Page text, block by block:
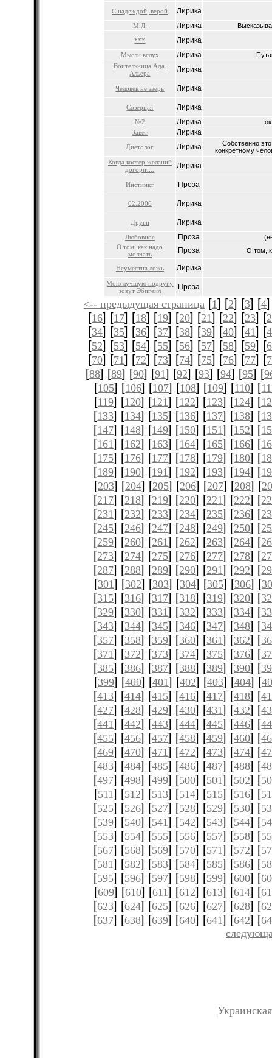
С надеждой, верой Лирика
М.Л. Лирика
***
Лирика
Мысли вслух Лирика
Воительница Ада.
Альера
Лирика
Человек не зверь Лирика
Созерцая Лирика
№2 Лирика
Завет
Лирика
Диетолог Лирика
Собственно
конкретному
Когда костер желаний
догорит...
Лирика
Инстинкт Проза
02.2006 Лирика
Други Лирика
Любовное Проза
О том, как надо
молчать
Проза О том,
Неуместна ложь Лирика
Мою лучшую подругу
зовут Эбигейл
Проза
<-- предыдущая страница [1] [2] [3] [4
[16] [17] [18] [19] [20] [21] [22] [23] [
[34] [35] [36] [37] [38] [39] [40] [41] [
[52] [53] [54] [55] [56] [57] [58] [59] [
[70] [71] [72] [73] [74] [75] [76] [77] [
[88] [89] [90] [91] [92] [93] [94] [95] [
[105] [106] [107] [108] [109] [110] [
[119] [120] [121] [122] [123] [124] [
[133] [134] [135] [136] [137] [138] [
[147] [148] [149] [150] [151] [152] [
[161] [162] [163] [164] [165] [166] [
[175] [176] [177] [178] [179] [180] [
[189] [190] [191] [192] [193] [194] [
[203] [204] [205] [206] [207] [208] [
[217] [218] [219] [220] [221] [222] [
[231] [232] [233] [234] [235] [236] [
[245] [246] [247] [248] [249] [250] [
[259] [260] [261] [262] [263] [264] [
[273] [274] [275] [276] [277] [278] [
[287] [288] [289] [290] [291] [292] [
[301] [302] [303] [304] [305] [306] [
[315] [316] [317] [318] [319] [320] [
[329] [330] [331] [332] [333] [334] [
[343] [344] [345] [346] [347] [348] [
[357] [358] [359] [360] [361] [362] [
[371] [372] [373] [374] [375] [376] [
[385] [386] [387] [388] [389] [390] [
[399] [400] [401] [402] [403] [404] [
[413] [414] [415] [416] [417] [418] [
[427] [428] [429] [430] [431] [432] [
[441] [442] [443] [444] [445] [446] [
[455] [456] [457] [458] [459] [460] [
[469] [470] [471] [472] [473] [474] [
[483] [484] [485] [486] [487] [488] [
[497] [498] [499] [500] [501] [502] [
[511] [512] [513] [514] [515] [516] [
[525] [526] [527] [528] [529] [530] [
[539] [540] [541] [542] [543] [544] [
[553] [554] [555] [556] [557] [558] [
[567] [568] [569] [570] [571] [572] [
[581] [582] [583] [584] [585] [586] [
[595] [596] [597] [598] [599] [600] [
[609] [610] [611] [612] [613] [614] [
[623] [624] [625] [626] [627] [628] [
[637] [638] [639] [640] [641] [642] [